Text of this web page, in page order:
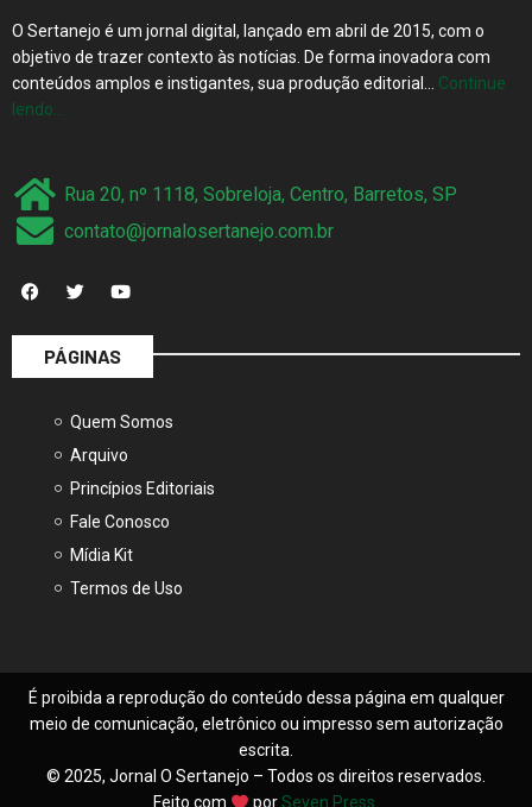
O Sertanejo é um jornal digital, lançado em abril de 2015, com o
objetivo de trazer contexto às notícias. De forma inovadora com
conteúdos amplos e instigantes, sua produção editorial… Continue
lendo…
Rua 20, nº 1118, Sobreloja, Centro, Barretos, SP
contato@jornalosertanejo.com.br
PÁGINAS
Quem Somos
Arquivo
Princípios Editoriais
Fale Conosco
Mídia Kit
Termos de Uso
É proibida a reprodução do conteúdo dessa página em qualquer
meio de comunicação, eletrônico ou impresso sem autorização
escrita.
© 2025, Jornal O Sertanejo – Todos os direitos reservados.
Feito com
porSeven Press